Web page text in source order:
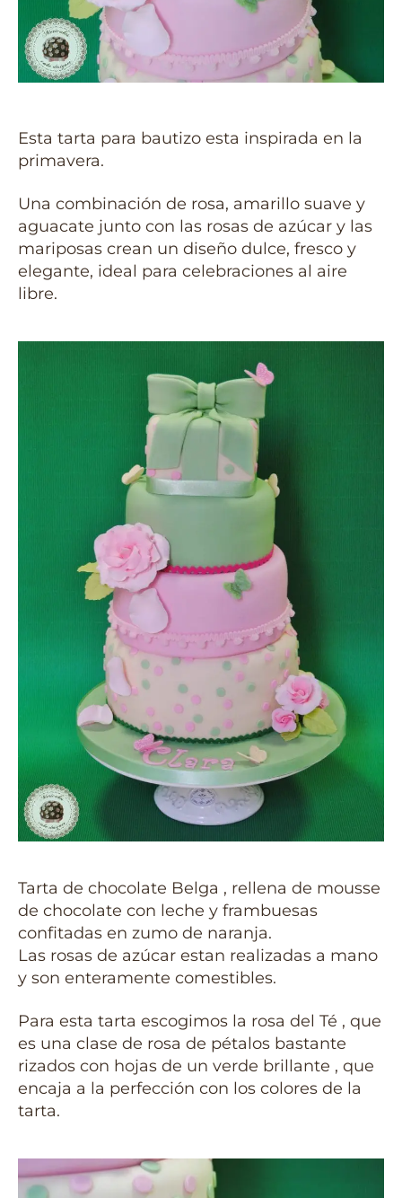
Esta tarta para bautizo esta inspirada en la
primavera.
Una combinación de rosa, amarillo suave y
aguacate junto con las rosas de azúcar y las
mariposas crean un diseño dulce, fresco y
elegante, ideal para celebraciones al aire
libre.
Tarta de chocolate Belga , rellena de mousse
de chocolate con leche y frambuesas
confitadas en zumo de naranja.
Las rosas de azúcar estan realizadas a mano
y son enteramente comestibles.
Para esta tarta escogimos la rosa del Té , que
es una clase de rosa de pétalos bastante
rizados con hojas de un verde brillante , que
encaja a la perfección con los colores de la
tarta.